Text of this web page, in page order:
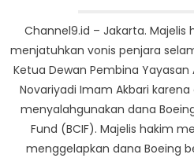
Channel9.id – Jakarta. Majelis
menjatuhkan vonis penjara
Ketua Dewan Pembina
Novariyadi Imam Akbari
menyalahgunakan dana
Fund (BCIF). Majelis hakim
menggelapkan dana Boeing